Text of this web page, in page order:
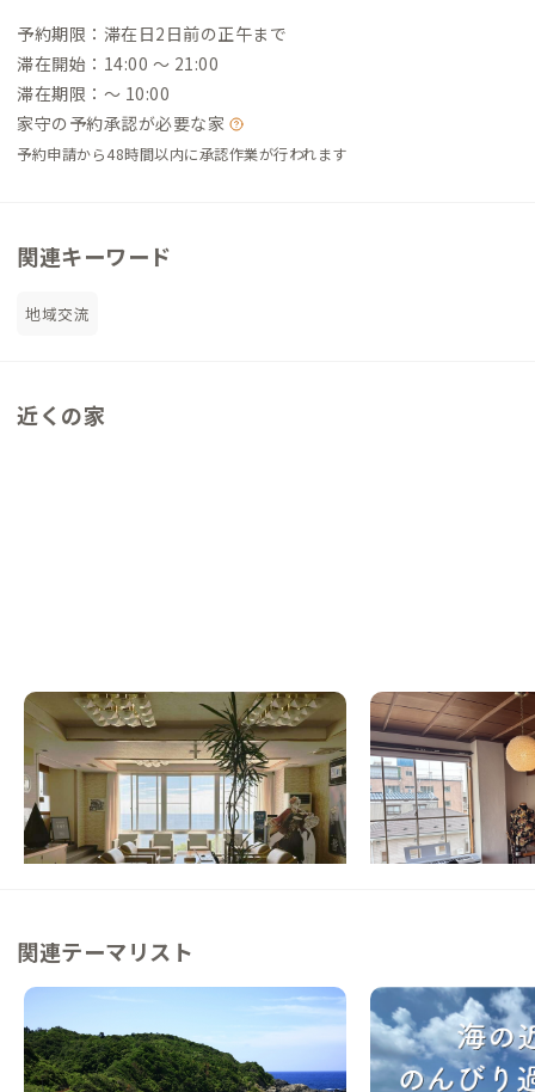
予約期限：滞在日2日前の正午まで
滞在開始：14:00 〜 21:00
滞在期限：〜 10:00
家守の予約承認が必要な家
予約申請から48時間以内に承認作業が行われます
関連キーワード
地域交流
近くの家
普代A邸
岩手県 ホテル/旅館
【オーシャンビュー】雄大な太平洋に臨む、
高台に建つ家
この家からの距離 4km
久慈A邸
岩手県 戸建て
【久慈駅徒歩5分】元
した磨りガラスが印
日常が少し楽しくな
この家からの距離 21km
関連テーマリスト